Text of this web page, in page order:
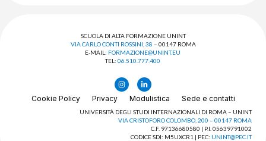
SCUOLA DI ALTA FORMAZIONE UNINT
VIA CARLO CONTI ROSSINI, 38 – 00147 ROMA
E-MAIL: FORMAZIONE@UNINT.EU
TEL: 06.510.777.400
Cookie Policy Privacy Modulistica Sede e contatti
UNIVERSITÀ DEGLI STUDI INTERNAZIONALI DI ROMA – UNINT
VIA CRISTOFORO COLOMBO, 200 – 00147 ROMA
C.F. 97136680580 | P.I. 05639791002
CODICE SDI: M5UXCR1 | PEC: UNINT@PEC.IT